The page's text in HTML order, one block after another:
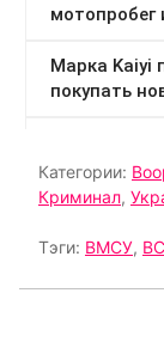
Категории:
Криминал,
Тэги: ВМСУ,